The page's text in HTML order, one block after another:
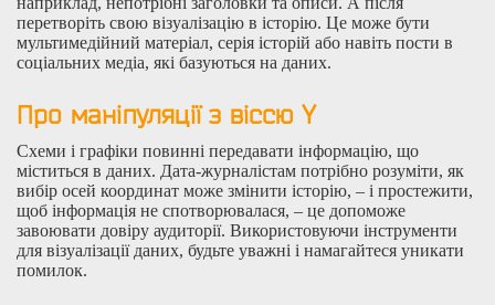
перетворіть свою візуалізацію в історію. Це може бути
мультимедійний матеріал, серія історій або навіть пости в
соціальних медіа, які базуються на даних.
Про маніпуляції з віссю Y
Схеми і графіки повинні передавати інформацію, що
міститься в даних. Дата-журналістам потрібно розуміти, як
вибір осей координат може змінити історію, – і простежити,
щоб інформація не спотворювалася, – це допоможе
завоювати довіру аудиторії. Використовуючи інструменти
для візуалізації даних, будьте уважні і намагайтеся уникати
помилок.